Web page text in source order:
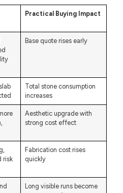
Practical Buying Impact
Base quote rises early
Total stone consumption
increases
Aesthetic upgrade with
strong cost effect
risk
Fabrication cost rises
quickly
Long visible runs become